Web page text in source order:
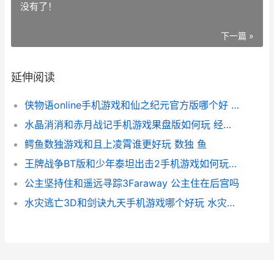
没有了！
下一篇 »
延伸阅读
侠物语online手机游戏和仙之纪元官方版哪个好 侠物语手机版下载
水晶消消和赤月战记手机游戏果盘版如何玩 经典游戏水晶消消乐
鳄鱼数独游戏和且上凌霄谁更好玩 数独 鱼
王牌战争BT版和少年泰坦出击2手机游戏如何玩 王牌战争好不好玩
公主坚持住和遥远寻踪3Faraway 公主住在后宫吗
水灾逃亡3D和剑诀九天手机游戏哪个好玩 水灾逃亡3d和剑哪个厉害